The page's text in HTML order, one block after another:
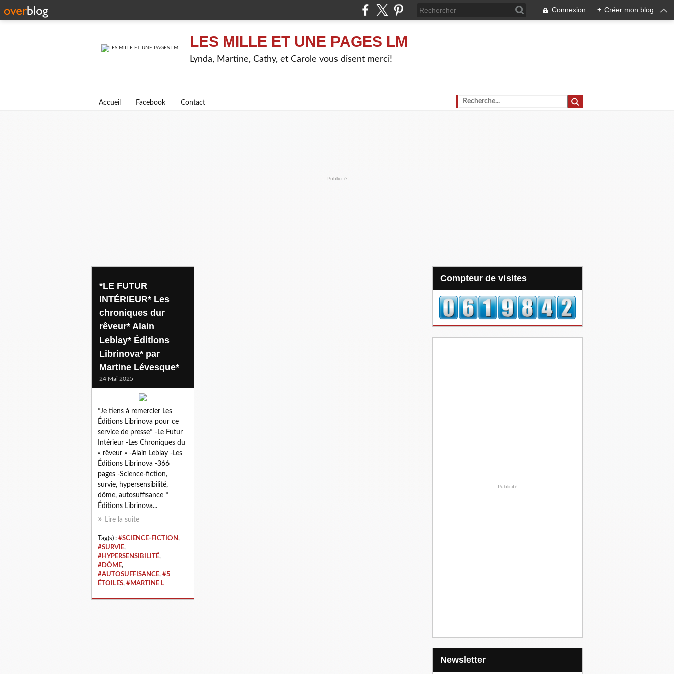
Connexion + Créer mon blog
LES MILLE ET UNE PAGES LM
Lynda, Martine, Cathy, et Carole vous disent merci!
Accueil Facebook Contact
Publicité
dome
*LE FUTUR
INTÉRIEUR* Les
chroniques dur
rêveur* Alain
Leblay* Éditions
Librinova* par
Martine Lévesque*
24 Mai 2025
*Je tiens à remercier Les
Éditions Librinova pour ce
service de presse* -Le Futur
Intérieur -Les Chroniques du
« rêveur » -Alain Leblay -Les
Éditions Librinova -366
pages -Science-fiction,
survie, hypersensibilité,
dôme, autosuffisance *
Éditions Librinova...
Lire la suite
Tag(s) : #SCIENCE-FICTION,
#SURVIE,
#HYPERSENSIBILITÉ,
#DÔME,
#AUTOSUFFISANCE, #5
ÉTOILES, #MARTINE L
Compteur de visites
Publicité
Newsletter